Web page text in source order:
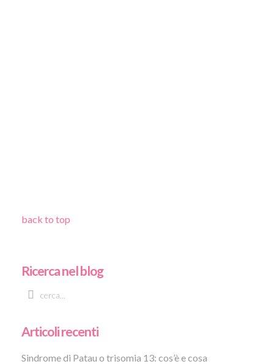
back to top
Ricerca nel blog
Articoli recenti
Sindrome di Patau o trisomia 13: cos’è e cosa